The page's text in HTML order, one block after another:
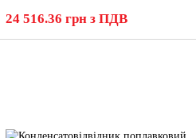
24 516.36 грн з ПДВ